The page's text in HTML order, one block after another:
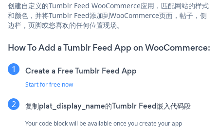
创建自定义的Tumblr Feed WooCommerce应用，匹配网站的样式
和颜色，并将Tumblr Feed添加到WooCommerce页面，帖子，侧
边栏，页脚或您喜欢的任何位置现场。
How To Add a Tumblr Feed App on WooCommerce:
Create a Free Tumblr Feed App
Start for free now
复制plat_display_name的Tumblr Feed嵌入代码段
Your code block will be available once you create your app